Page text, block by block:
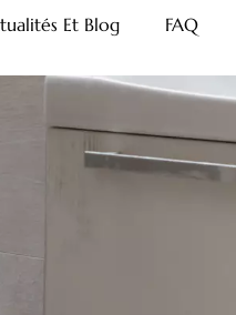
Et Blog FAQ